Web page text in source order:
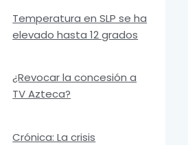
Temperatura en SLP se ha
elevado hasta 12 grados
¿Revocar la concesión a
TV Azteca?
Crónica: La crisis